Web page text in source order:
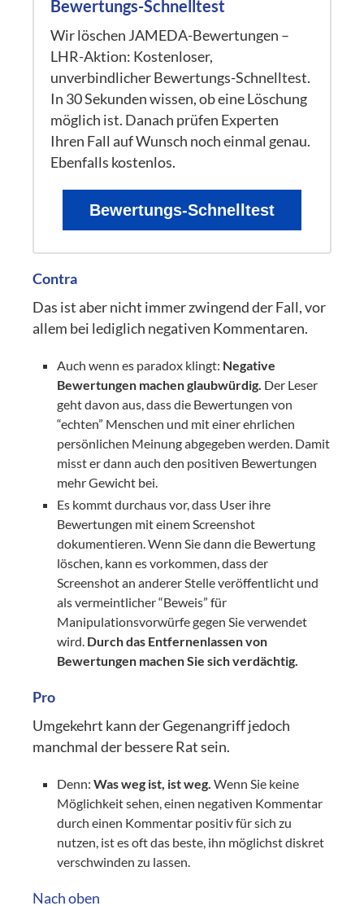
Bewertungs-Schnelltest
Wir löschen JAMEDA-Bewertungen –
LHR-Aktion: Kostenloser,
unverbindlicher Bewertungs-Schnelltest.
In 30 Sekunden wissen, ob eine Löschung
möglich ist. Danach prüfen Experten
Ihren Fall auf Wunsch noch einmal genau.
Ebenfalls kostenlos.
Bewertungs-Schnelltest
Contra
Das ist aber nicht immer zwingend der Fall, vor
allem bei lediglich negativen Kommentaren.
Auch wenn es paradox klingt: Negative
Bewertungen machen glaubwürdig. Der Leser
geht davon aus, dass die Bewertungen von
“echten” Menschen und mit einer ehrlichen
persönlichen Meinung abgegeben werden. Damit
misst er dann auch den positiven Bewertungen
mehr Gewicht bei.
Es kommt durchaus vor, dass User ihre
Bewertungen mit einem Screenshot
dokumentieren. Wenn Sie dann die Bewertung
löschen, kann es vorkommen, dass der
Screenshot an anderer Stelle veröffentlicht und
als vermeintlicher “Beweis” für
Manipulationsvorwürfe gegen Sie verwendet
wird. Durch das Entfernenlassen von
Bewertungen machen Sie sich verdächtig.
Pro
Umgekehrt kann der Gegenangriff jedoch
manchmal der bessere Rat sein.
Denn:Was weg ist, ist weg. Wenn Sie keine
Möglichkeit sehen, einen negativen Kommentar
durch einen Kommentar positiv für sich zu
nutzen, ist es oft das beste, ihn möglichst diskret
verschwinden zu lassen.
Nach oben